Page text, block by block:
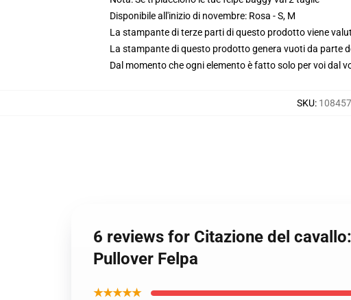
Disponibile all'inizio di novembre: Rosa - S, M
La stampante di terze parti di questo prodotto viene
La stampante di questo prodotto genera vuoti da parte
Dal momento che ogni elemento è fatto solo per voi dal
SKU:
6 reviews for Citazione del
Pullover Felpa
★★★★★